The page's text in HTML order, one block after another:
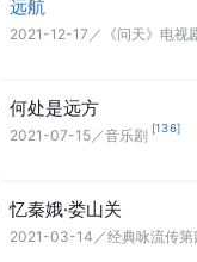
远航
2021-12-17 ／ 《问天》电
何处是远方
2021-07-15 ／音乐剧 [136]
忆秦娥·娄山关
2021-03-14 ／经典咏流传